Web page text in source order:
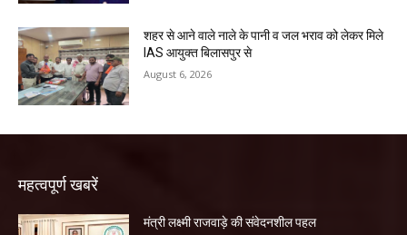
शहर से आने वाले नाले के पानी व जल भराव को लेकर मिले
IAS आयुक्त बिलासपुर से
August 6, 2026
महत्वपूर्ण खबरें
मंत्री लक्ष्मी राजवाड़े की संवेदनशील पहल